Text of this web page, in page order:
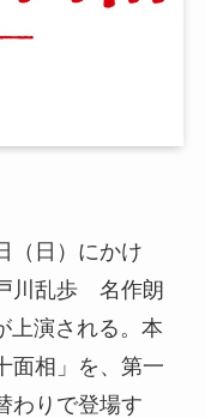
（日）にかけ
川乱歩 名作朗
上演される。本
面相」を、第一
わりで登場す